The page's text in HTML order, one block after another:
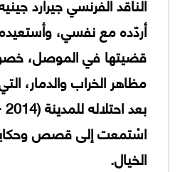
أردّده مع نفسي، وأستعيده
قضيتها في الموصل،
مظاهر الخراب والدمار،
اسْتمعت إلى قصص
الخيال.